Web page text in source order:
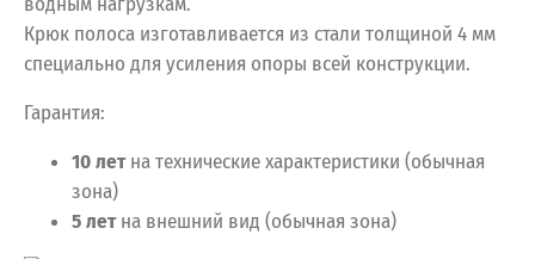
Крюк полоса изготавливается из стали толщиной 4 мм
специально для усиления опоры всей конструкции.
Гарантия:
10 летна технические характеристики (обычная
зона)
5 летна внешний вид (обычная зона)